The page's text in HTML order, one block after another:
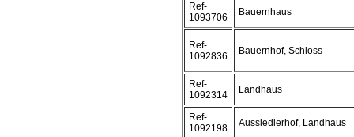
Ref-
1093706
Bauernhaus
Ref-
1092836
Bauernhof, Schloss
Ref-
1092314
Landhaus
Ref-
1092198
Aussiedlerhof, Landhaus